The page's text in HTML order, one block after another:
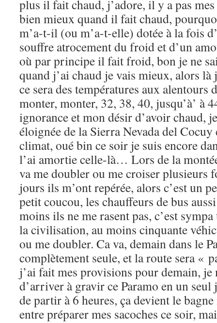
plus il fait chaud, j’adore, il y a pas
bien mieux quand il fait chaud,
m’a-t-il (ou m’a-t-elle) dotée à la fois
souffre atrocement du froid et d’un
où par principe il fait froid, bon je ne
quand j’ai chaud je vais mieux, alors là
ce sera des températures aux alentours
monter, monter, 32, 38, 40, jusqu’à’ à
ignorance et mon désir d’avoir chaud,
éloignée de la Sierra Nevada del Cocuy
climat, oué bin ce soir je suis encore
l’ai amortie celle-là… Lors de la
va me doubler ou me croiser plusieurs
jours ils m’ont repérée, alors c’est un
petit coucou, les chauffeurs de bus
moins ils ne me rasent pas, c’est
la civilisation, au moins cinquante
ou me doubler. Ca va, demain dans le
complètement seule, et la route sera «
j’ai fait mes provisions pour demain, je
d’arriver à gravir ce Paramo en un
de partir à 6 heures, ça devient le
entre préparer mes sacoches ce soir,